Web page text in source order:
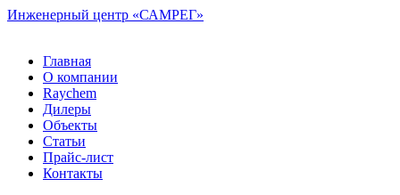
Инженерный центр «САМРЕГ»
Главная
О компании
Raychem
Дилеры
Объекты
Статьи
Прайс-лист
Контакты